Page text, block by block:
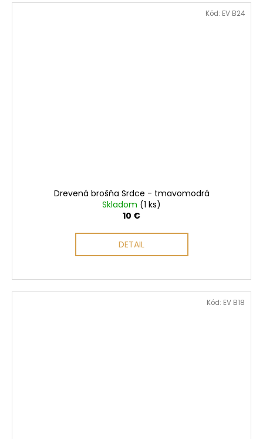
Drevená brošňa Srdce - tmavomodrá
Skladom (1 ks)
10 €
DETAIL
Kód: EV B24
Kód: EV B18